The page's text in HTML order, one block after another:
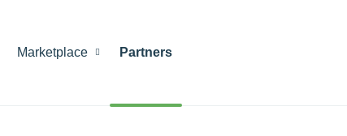
Marketplace Partners